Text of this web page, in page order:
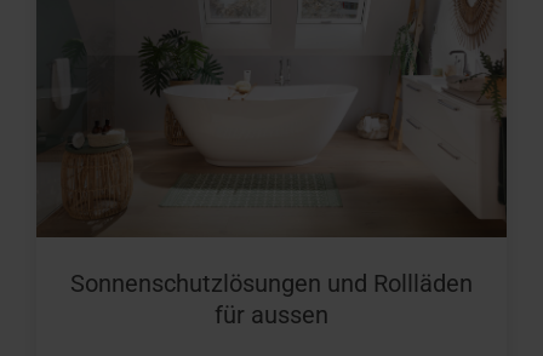
Sonnenschutzlösungen und Rollläden
für aussen